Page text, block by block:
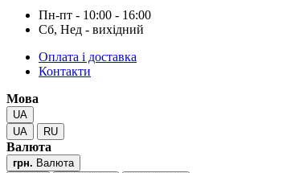
Пн-пт - 10:00 - 16:00
Сб, Нед - вихідний
Оплата і доставка
Контакти
Мова
UA
UA
RU
Валюта
грн. Валюта